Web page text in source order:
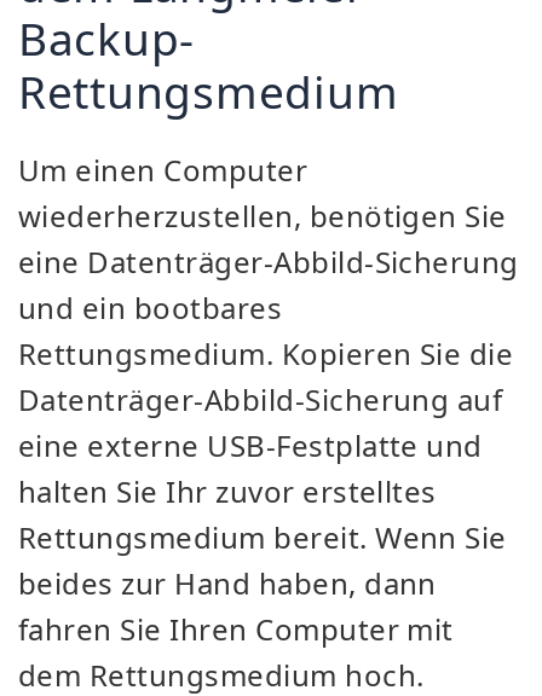
Backup-
Rettungsmedium
Um einen Computer
wiederherzustellen, benötigen Sie
eine Datenträger-Abbild-Sicherung
und ein bootbares
Rettungsmedium. Kopieren Sie die
Datenträger-Abbild-Sicherung auf
eine externe USB-Festplatte und
halten Sie Ihr zuvor erstelltes
Rettungsmedium bereit. Wenn Sie
beides zur Hand haben, dann
fahren Sie Ihren Computer mit
dem Rettungsmedium hoch.